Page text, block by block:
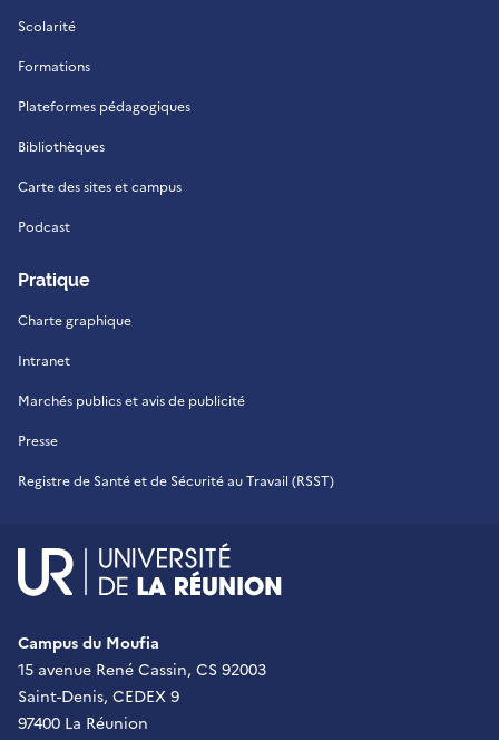
Scolarité
Formations
Plateformes pédagogiques
Bibliothèques
Carte des sites et campus
Podcast
Pratique
Charte graphique
Intranet
Marchés publics et avis de publicité
Presse
Registre de Santé et de Sécurité au Travail (RSST)
Campus du Moufia
15 avenue René Cassin, CS 92003
Saint-Denis, CEDEX 9
97400 La Réunion